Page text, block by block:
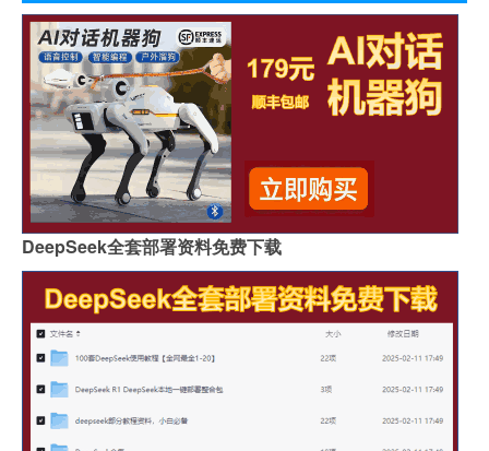
DeepSeek全套部署资料免费下载